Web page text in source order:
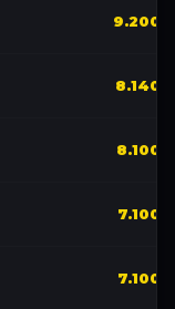
9.200
8.140
8.100
7.100
7.100